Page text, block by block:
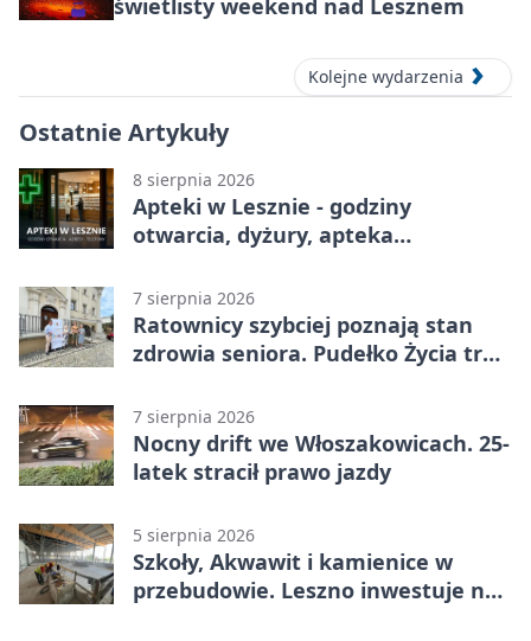
świetlisty weekend nad Lesznem
Kolejne wydarzenia
Ostatnie Artykuły
8 sierpnia 2026
Apteki w Lesznie - godziny
otwarcia, dyżury, apteka
7 sierpnia 2026
Ratownicy szybciej poznają stan
zdrowia seniora. Pudełko Życia trafi
7 sierpnia 2026
Nocny drift we Włoszakowicach. 25-
latek stracił prawo jazdy
5 sierpnia 2026
Szkoły, Akwawit i kamienice w
przebudowie. Leszno inwestuje na